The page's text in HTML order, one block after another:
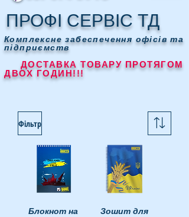
ПРОФІ СЕРВІС ТД
Комплексне забеспечення офісів та
підприємств
ДОСТАВКА ТОВАРУ ПРОТЯГОМ
ДВОХ ГОДИН!!!
Фільтр
Блокнот на
Зошит для